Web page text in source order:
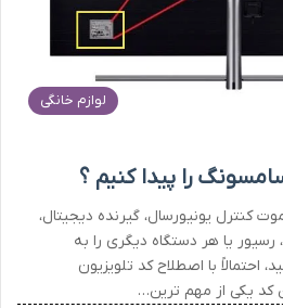
لوازم خانگی
را پیدا کنیم ؟
کنترل یونیورسال، گیرنده دیجیتال،
یا هر دستگاه دیگری را به
با اصطلاح کد تلویزیون
کد یکی از مهم ترین…